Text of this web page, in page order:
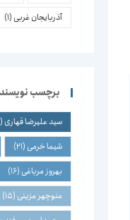
آذربایجان غربی (1)
برچسب
سید علیرضا قهاری (168)
شیما خرمی (21)
بهروز مرباغی (16)
منوچهر مزینی (15)